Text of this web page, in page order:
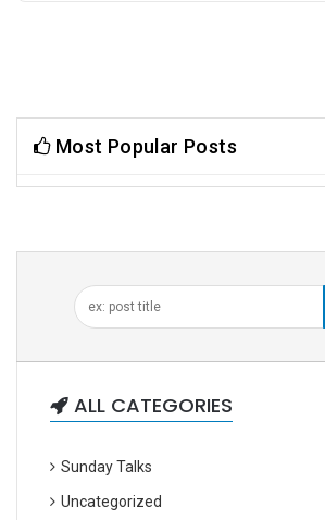
Most Popular Posts
ALL CATEGORIES
Sunday Talks
Uncategorized